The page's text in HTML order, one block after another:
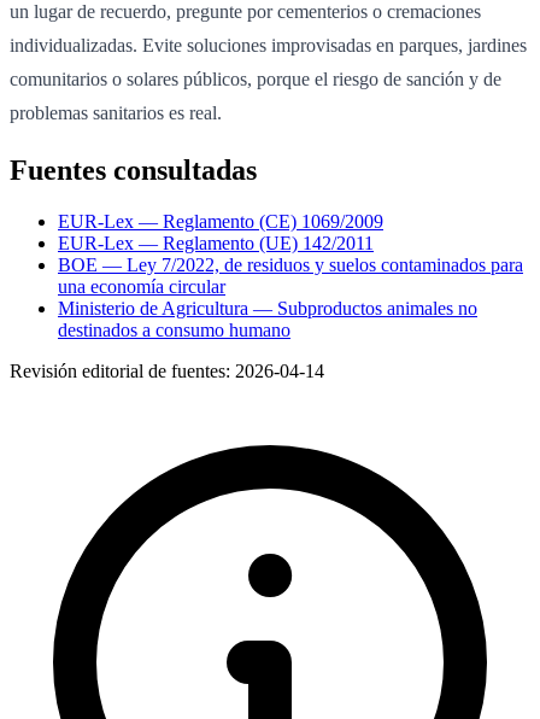
un lugar de recuerdo, pregunte por cementerios o cremaciones
individualizadas. Evite soluciones improvisadas en parques, jardines
comunitarios o solares públicos, porque el riesgo de sanción y de
problemas sanitarios es real.
Fuentes consultadas
EUR-Lex — Reglamento (CE) 1069/2009
EUR-Lex — Reglamento (UE) 142/2011
BOE — Ley 7/2022, de residuos y suelos contaminados para
una economía circular
Ministerio de Agricultura — Subproductos animales no
destinados a consumo humano
Revisión editorial de fuentes: 2026-04-14